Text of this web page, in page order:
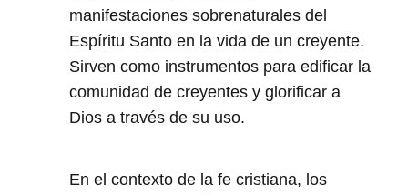
manifestaciones sobrenaturales del
Espíritu Santo en la vida de un creyente.
Sirven como instrumentos para edificar la
comunidad de creyentes y glorificar a
Dios a través de su uso.
En el contexto de la fe cristiana, los